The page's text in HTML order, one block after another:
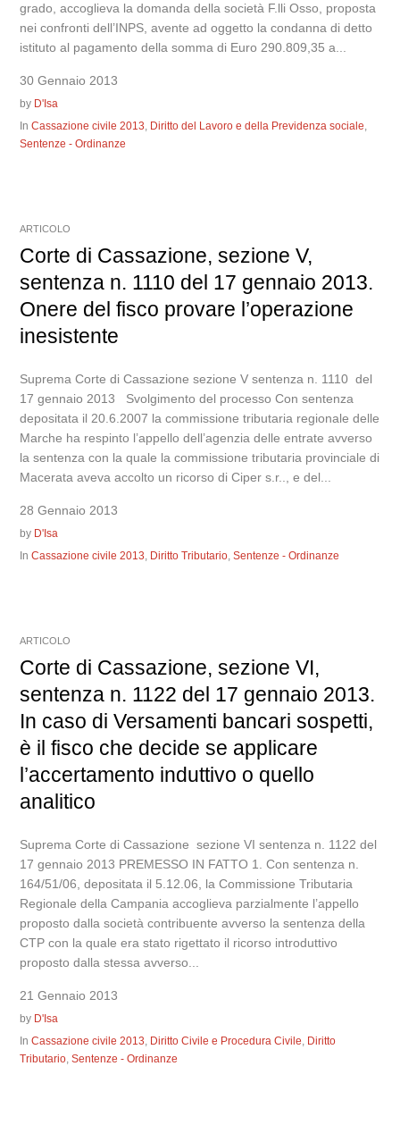
grado, accoglieva la domanda della società F.lli Osso, proposta
nei confronti dell’INPS, avente ad oggetto la condanna di detto
istituto al pagamento della somma di Euro 290.809,35 a...
30 Gennaio 2013
by D'Isa
InCassazione civile 2013, Diritto del Lavoro e della Previdenza sociale,
Sentenze - Ordinanze
ARTICOLO
Corte di Cassazione, sezione V,
sentenza n. 1110 del 17 gennaio 2013.
Onere del fisco provare l’operazione
inesistente
Suprema Corte di Cassazione sezione V sentenza n. 1110 del
17 gennaio 2013 Svolgimento del processo Con sentenza
depositata il 20.6.2007 la commissione tributaria regionale delle
Marche ha respinto l’appello dell’agenzia delle entrate avverso
la sentenza con la quale la commissione tributaria provinciale di
Macerata aveva accolto un ricorso di Ciper s.r.., e del...
28 Gennaio 2013
by D'Isa
InCassazione civile 2013, Diritto Tributario,Sentenze - Ordinanze
ARTICOLO
Corte di Cassazione, sezione VI,
sentenza n. 1122 del 17 gennaio 2013.
In caso di Versamenti bancari sospetti,
è il fisco che decide se applicare
l’accertamento induttivo o quello
analitico
Suprema Corte di Cassazione sezione VI sentenza n. 1122 del
17 gennaio 2013 PREMESSO IN FATTO 1. Con sentenza n.
164/51/06, depositata il 5.12.06, la Commissione Tributaria
Regionale della Campania accoglieva parzialmente l’appello
proposto dalla società contribuente avverso la sentenza della
CTP con la quale era stato rigettato il ricorso introduttivo
proposto dalla stessa avverso...
21 Gennaio 2013
by D'Isa
InCassazione civile 2013, Diritto Civile e Procedura Civile, Diritto
Tributario,Sentenze - Ordinanze